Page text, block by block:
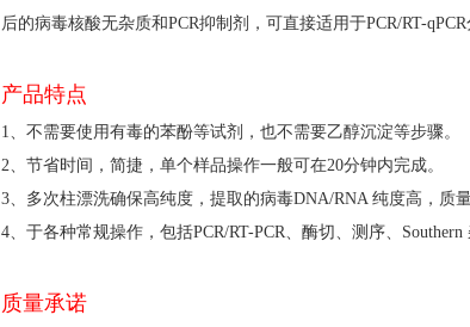
后的病毒核酸无杂质和PCR抑制剂，可直接适用于PCR/RT-qPCR
产品特点
1、不需要使用有毒的苯酚等试剂，也不需要乙醇沉淀等步骤。
2、节省时间，简捷，单个样品操作一般可在20分钟内完成。
3、多次柱漂洗确保高纯度，提取的病毒DNA/RNA 纯度高，质
4、于各种常规操作，包括PCR/RT-PCR、酶切、测序、Southern
质量承诺